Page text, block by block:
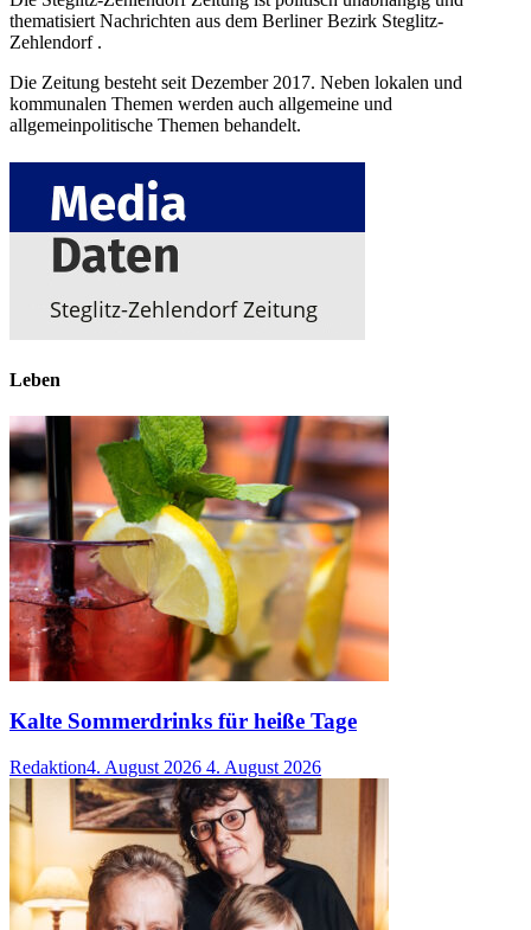
thematisiert Nachrichten aus dem Berliner Bezirk Steglitz-
Zehlendorf .
Die Zeitung besteht seit Dezember 2017. Neben lokalen und
kommunalen Themen werden auch allgemeine und
allgemeinpolitische Themen behandelt.
Leben
Kalte Sommerdrinks für heiße Tage
Redaktion4. August 2026 4. August 2026